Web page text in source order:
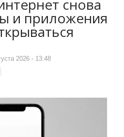
снова
и приложения
2026 - 13:48